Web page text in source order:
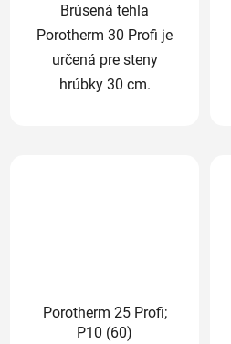
Brúsená tehla
Porotherm 30 Profi je
určená pre steny
hrúbky 30 cm.
Porotherm 25 Profi;
P10 (60)